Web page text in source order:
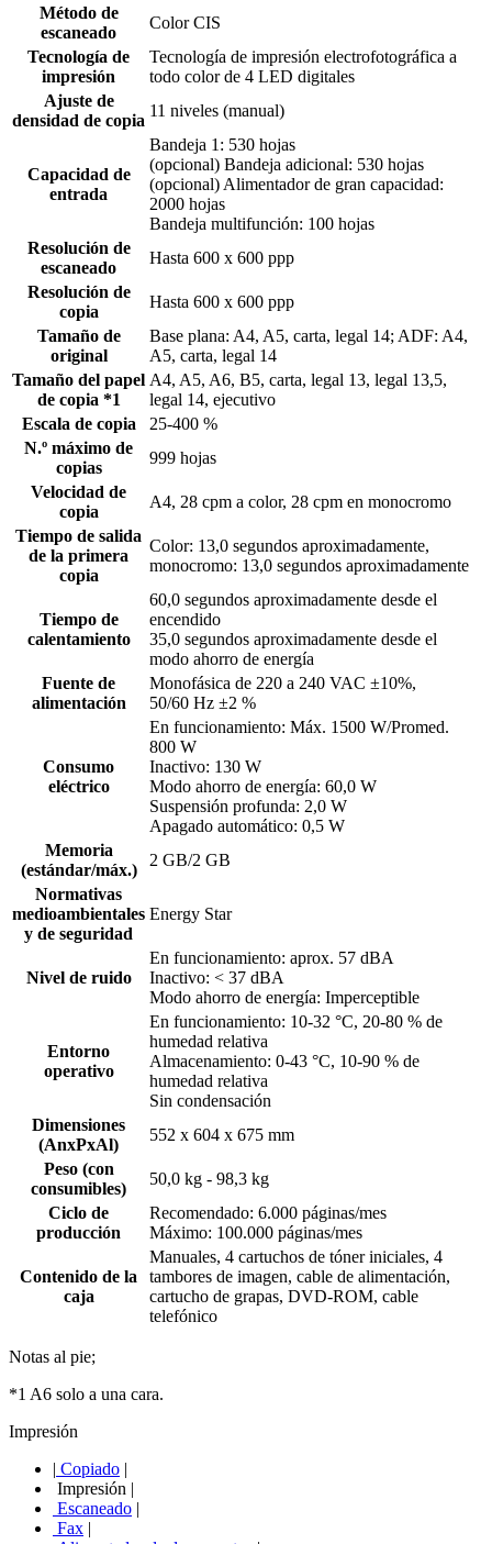
Método de
escaneado
Color CIS
Tecnología de
impresión
Tecnología de impresión electrofotográfica a
todo color de 4 LED digitales
Ajuste de
densidad de copia
11 niveles (manual)
Capacidad de
entrada
Bandeja 1: 530 hojas
(opcional) Bandeja adicional: 530 hojas
(opcional) Alimentador de gran capacidad:
2000 hojas
Bandeja multifunción: 100 hojas
Resolución de
escaneado
Hasta 600 x 600 ppp
Resolución de
copia
Hasta 600 x 600 ppp
Tamaño de
original
Base plana: A4, A5, carta, legal 14; ADF: A4,
A5, carta, legal 14
Tamaño del papel
de copia *1
A4, A5, A6, B5, carta, legal 13, legal 13,5,
legal 14, ejecutivo
Escala de copia
25-400 %
N.º máximo de
copias
999 hojas
Velocidad de
copia
A4, 28 cpm a color, 28 cpm en monocromo
Tiempo de salida
de la primera
copia
Color: 13,0 segundos aproximadamente,
monocromo: 13,0 segundos aproximadamente
Tiempo de
calentamiento
60,0 segundos aproximadamente desde el
encendido
35,0 segundos aproximadamente desde el
modo ahorro de energía
Fuente de
alimentación
Monofásica de 220 a 240 VAC ±10%,
50/60 Hz ±2 %
Consumo
eléctrico
En funcionamiento: Máx. 1500 W/Promed.
800 W
Inactivo: 130 W
Modo ahorro de energía: 60,0 W
Suspensión profunda: 2,0 W
Apagado automático: 0,5 W
Memoria
(estándar/máx.)
2 GB/2 GB
Normativas
medioambientales
y de seguridad
Energy Star
Nivel de ruido
En funcionamiento: aprox. 57 dBA
Inactivo: < 37 dBA
Modo ahorro de energía: Imperceptible
Entorno
operativo
En funcionamiento: 10-32 °C, 20-80 % de
humedad relativa
Almacenamiento: 0-43 °C, 10-90 % de
humedad relativa
Sin condensación
Dimensiones
(AnxPxAl)
552 x 604 x 675 mm
Peso (con
consumibles)
50,0 kg - 98,3 kg
Ciclo de
producción
Recomendado: 6.000 páginas/mes
Máximo: 100.000 páginas/mes
Contenido de la
caja
Manuales, 4 cartuchos de tóner iniciales, 4
tambores de imagen, cable de alimentación,
cartucho de grapas, DVD-ROM, cable
telefónico
Notas al pie;
*1 A6 solo a una cara.
Impresión
| Copiado |
Impresión |
Escaneado |
Fax |